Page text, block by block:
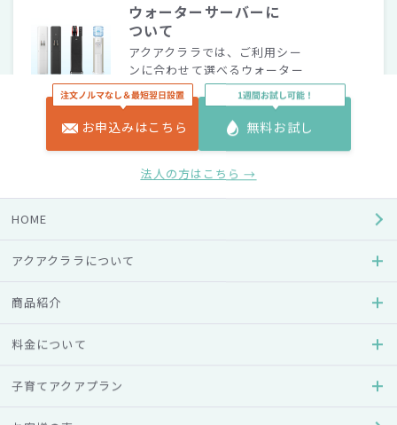
ウォーターサーバーに
ついて
アクアクララでは、ご利用シー
ンに合わせて選べるウォーター
サーバーをご用意しています。
参考価格表
ライフスタイルやご利用人数な
認いただけます。
お申込みはこちら 無料お試し
法人の方はこちら →
HOME
アクアクララについて
商品紹介
料金について
子育てアクアプラン